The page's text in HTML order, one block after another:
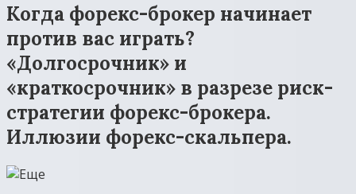
Когда форекс-брокер начинает
против вас играть?
«Долгосрочник» и
«краткосрочник» в разрезе риск-
стратегии форекс-брокера.
Иллюзии форекс-скальпера.